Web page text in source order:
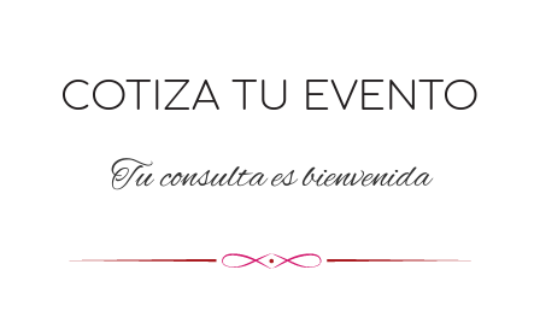
COTIZA TU EVENTO
Tu consulta es bienvenida